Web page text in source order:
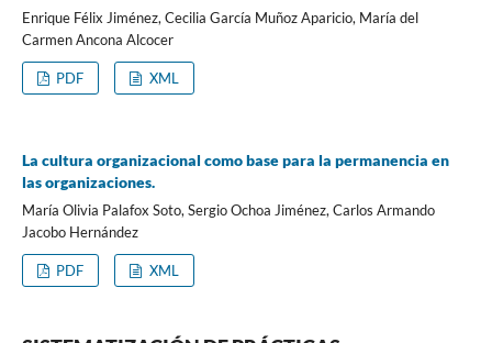
Enrique Félix Jiménez, Cecilia García Muñoz Aparicio, María del
Carmen Ancona Alcocer
PDF XML
La cultura organizacional como base para la permanencia en
las organizaciones.
María Olivia Palafox Soto, Sergio Ochoa Jiménez, Carlos Armando
Jacobo Hernández
PDF XML